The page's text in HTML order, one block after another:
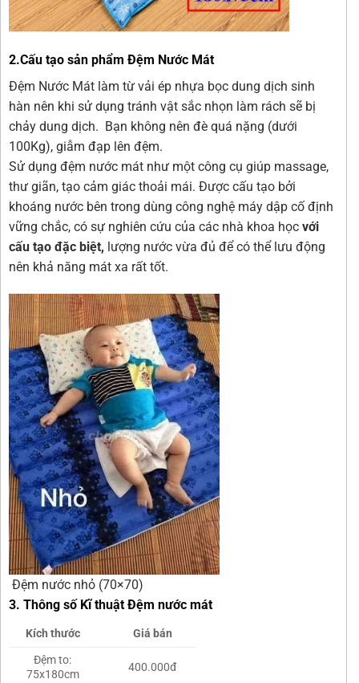
2.Cấu tạo sản phẩm Đệm Nước Mát
Đệm Nước Mát làm từ vải ép nhựa bọc dung dịch sinh
hàn nên khi sử dụng tránh vật sắc nhọn làm rách sẽ bị
chảy dung dịch. Bạn không nên đè quá nặng (dưới
100Kg), giẫm đạp lên đệm.
Sử dụng đệm nước mát như một công cụ giúp massage,
thư giãn, tạo cảm giác thoải mái. Được cấu tạo bởi
khoáng nước bên trong dùng công nghệ máy dập cố định
vững chắc, có sự nghiên cứu của các nhà khoa học với
cấu tạo đặc biệt, lượng nước vừa đủ để có thể lưu động
nên khả năng mát xa rất tốt.
Đệm nước nhỏ (70×70)
3. Thông số Kĩ thuật Đệm nước mát
Kích thước
Giá bán
Đệm to:
75x180cm
400.000đ